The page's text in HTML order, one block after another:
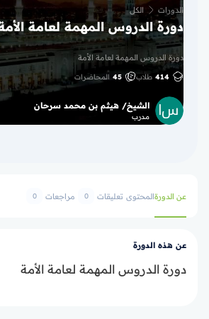
الدورات الكل
دورة الدروس المهمة لعامة الأمة
دورة الدروس المهمة لعامة الأمة
414 طلاب 45 المحاضرات
الشيخ/ هيثم بن محمد سرحان
مدرب
عن الدورةالمحتوى تعليقات 0 مراجعات 0
عن هذه الدورة
دورة الدروس المهمة لعامة الأمة